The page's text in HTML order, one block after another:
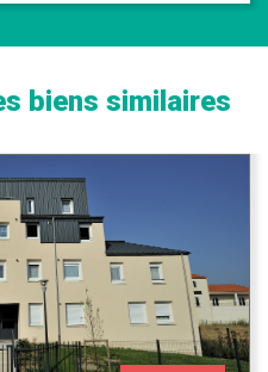
biens similaires